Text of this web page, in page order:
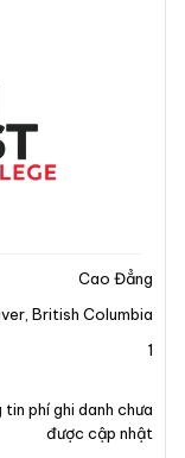
Cao Đẳng
British Columbia
1
tin phí ghi danh chưa
được cập nhật